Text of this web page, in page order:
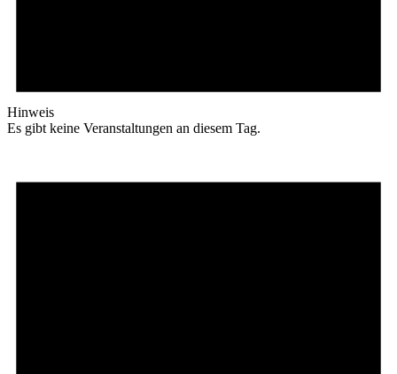
Hinweis
Es gibt keine Veranstaltungen an diesem Tag.